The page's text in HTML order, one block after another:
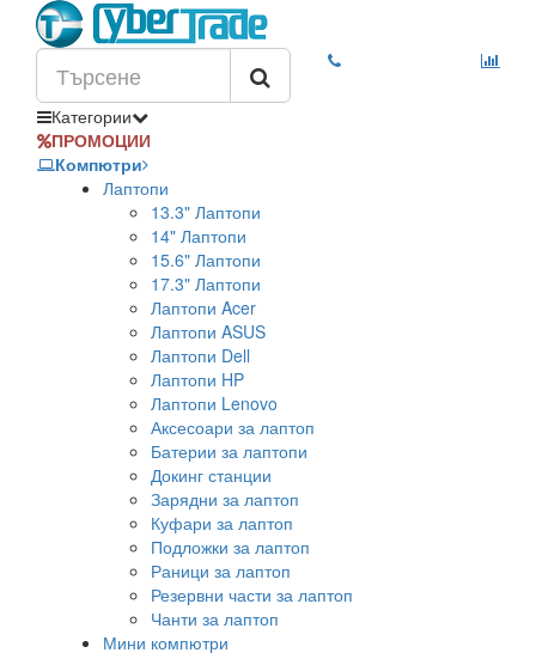
Категории
ПРОМОЦИИ
Компютри
Лаптопи
13.3" Лаптопи
14" Лаптопи
15.6" Лаптопи
17.3" Лаптопи
Лаптопи Acer
Лаптопи ASUS
Лаптопи Dell
Лаптопи HP
Лаптопи Lenovo
Аксесоари за лаптоп
Батерии за лаптопи
Докинг станции
Зарядни за лаптоп
Куфари за лаптоп
Подложки за лаптоп
Раници за лаптоп
Резервни части за лаптоп
Чанти за лаптоп
Мини компютри